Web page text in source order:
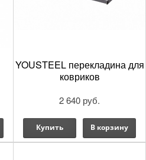
YOUSTEEL перекладина для
ковриков
2 640 руб.
Купить В корзину